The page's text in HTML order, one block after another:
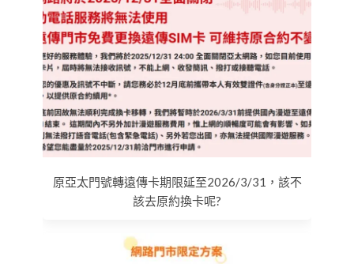
原亞太門號轉遠傳卡期限延至2026/3/31，該不
該去原約換卡呢?